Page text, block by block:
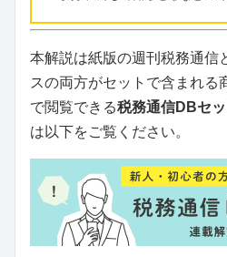
本解説は紙版の週刊税務通信
スの両方がセットで含まれる
で閲覧できる税務通信DBセ
は以下をご覧ください。